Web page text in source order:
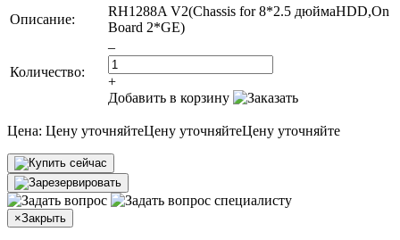
Описание:
RH1288A V2(Chassis for 8*2.5 дюймаHDD,On
Board 2*GE)
Количество:
–
+
Добавить в корзину
Цена: Цену уточняйтеЦену уточняйтеЦену уточняйте
×Закрыть